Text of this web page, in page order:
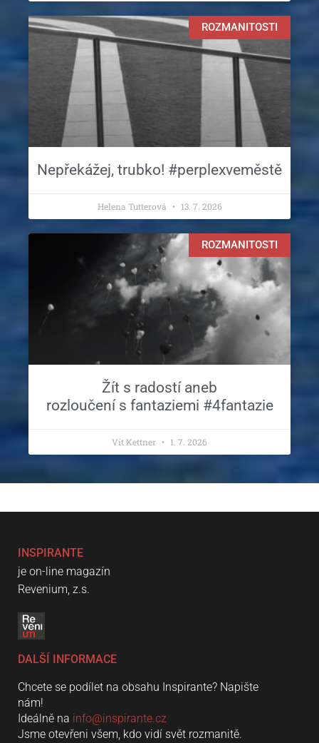
ROZMANITOSTI
Nepřekážej, trubko! #perplexveměstě
Helena Tutterová 13. 7. 2026
ROZMANITOSTI
Žít s radostí aneb
rozloučení s fantaziemi #4fantazie
Vít Kettner 1. 7. 2026
INSPIRANTE
je on-line magazín
Revenium, z.s.
DALŠÍ INFORMACE
Chcete se podílet na obsahu Inspirante? Napište
nám!
Ideálně na info@inspirante.cz
Jsme otevřeni všem, kdo vidí svět rozmanitě.